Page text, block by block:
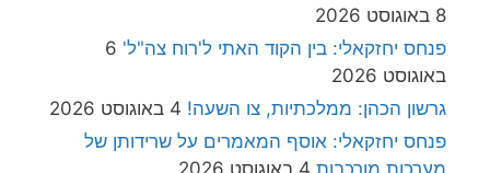
8 באוגוסט 2026
פנחס יחזקאלי: בין הקוד האתי ל'רוח צה"ל' 6
באוגוסט 2026
גרשון הכהן: ממלכתיות, צו השעה! 4 באוגוסט 2026
פנחס יחזקאלי: אוסף המאמרים על שרידותן של
מערכות מורכבות 4 באוגוסט 2026